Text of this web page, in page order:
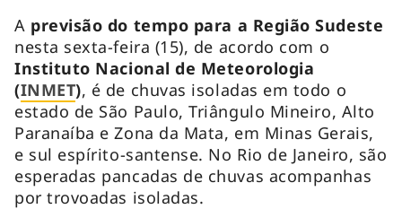
A previsão do tempo para a Região Sudeste
nesta sexta-feira (15), de acordo com o
Instituto Nacional de Meteorologia
(INMET), é de chuvas isoladas em todo o
estado de São Paulo, Triângulo Mineiro, Alto
Paranaíba e Zona da Mata, em Minas Gerais,
e sul espírito-santense. No Rio de Janeiro, são
esperadas pancadas de chuvas acompanhas
por trovoadas isoladas.